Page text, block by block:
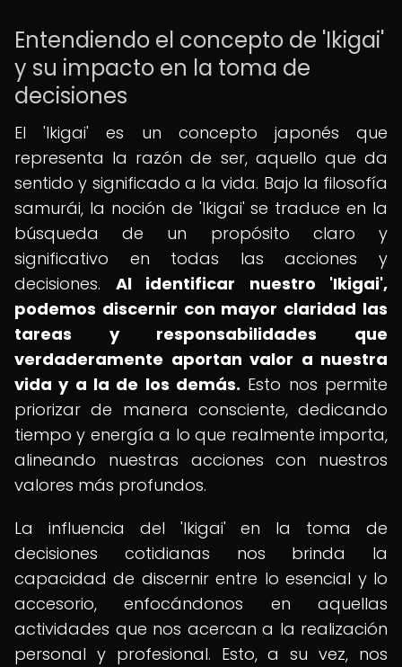
Entendiendo el concepto de 'Ikigai'
y su impacto en la toma de
decisiones
El 'Ikigai' es un concepto japonés que
representa la razón de ser, aquello que da
sentido y significado a la vida. Bajo la filosofía
samurái, la noción de 'Ikigai' se traduce en la
búsqueda de un propósito claro y
significativo en todas las acciones y
decisiones. Al identificar nuestro 'Ikigai',
podemos discernir con mayor claridad las
tareas y responsabilidades que
verdaderamente aportan valor a nuestra
vida y a la de los demás. Esto nos permite
priorizar de manera consciente, dedicando
tiempo y energía a lo que realmente importa,
alineando nuestras acciones con nuestros
valores más profundos.
La influencia del 'Ikigai' en la toma de
decisiones cotidianas nos brinda la
capacidad de discernir entre lo esencial y lo
accesorio, enfocándonos en aquellas
actividades que nos acercan a la realización
personal y profesional. Esto, a su vez, nos